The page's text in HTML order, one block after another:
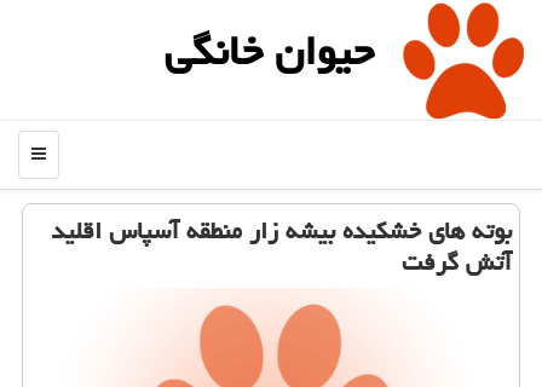
حیوان خانگی
منو
بوته های خشكیده بیشه زار منطقه آسپاس اقلید
آتش گرفت